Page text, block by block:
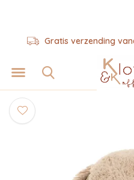
Gratis verzending